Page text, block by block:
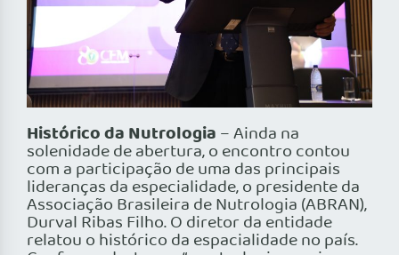
Histórico da Nutrologia – Ainda na
solenidade de abertura, o encontro contou
com a participação de uma das principais
lideranças da especialidade, o presidente da
Associação Brasileira de Nutrologia (ABRAN),
Durval Ribas Filho. O diretor da entidade
relatou o histórico da espacialidade no país.